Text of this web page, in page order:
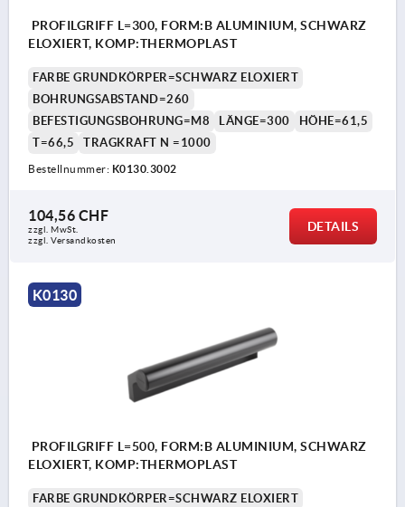
PROFILGRIFF L=300, FORM:B ALUMINIUM, SCHWARZ
ELOXIERT, KOMP:THERMOPLAST
FARBE GRUNDKÖRPER=SCHWARZ ELOXIERT
BOHRUNGSABSTAND=260
BEFESTIGUNGSBOHRUNG=M8
LÄNGE=300
HÖHE=61,5
T=66,5
TRAGKRAFT N =1000
Bestellnummer: K0130.3002
104,56 CHF
zzgl. MwSt.
zzgl. Versandkosten
DETAILS
K0130
PROFILGRIFF L=500, FORM:B ALUMINIUM, SCHWARZ
ELOXIERT, KOMP:THERMOPLAST
FARBE GRUNDKÖRPER=SCHWARZ ELOXIERT